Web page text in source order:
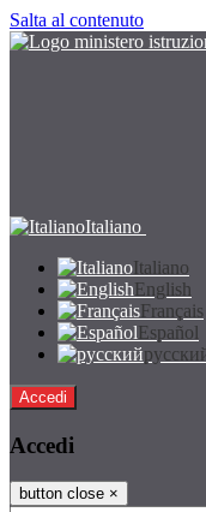
Salta al contenuto
Italiano
Italiano
English
Français
Español
Accedi
Accedi
button close ×